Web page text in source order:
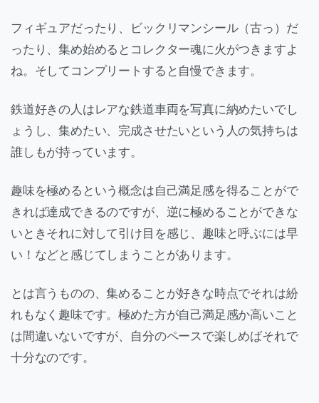
フィギュアだったり、ビックリマンシール（古っ）だ
ったり、集め始めるとコレクター魂に火がつきますよ
ね。そしてコンプリートすると自慢できます。
鉄道好きの人はレアな鉄道車両を写真に納めたいでし
ょうし、集めたい、完成させたいという人の気持ちは
誰しもが持っています。
趣味を極めるという概念は自己満足感を得ることがで
きれば達成できるのですが、逆に極めることができな
いときそれに対して引け目を感じ、趣味と呼ぶには早
い！などと感じてしまうことがあります。
とは言うものの、集めることが好きな時点でそれは紛
れもなく趣味です。極めた方が自己満足感か高いこと
は間違いないですが、自分のペースで楽しめばそれで
十分なのです。